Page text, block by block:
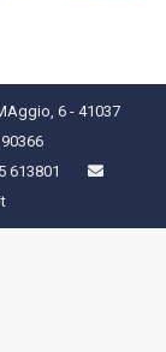
6 - 41037
613801